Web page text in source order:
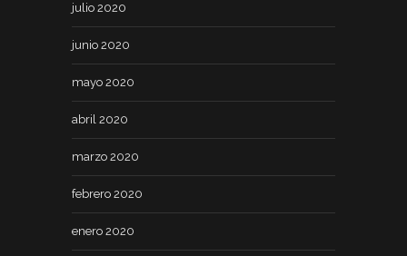
julio 2020
junio 2020
mayo 2020
abril 2020
marzo 2020
febrero 2020
enero 2020